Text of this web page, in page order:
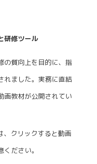
研修ツール
の質向上を目的に、指
れました。実務に直結
画教材が公開されてい
、クリックすると動画
ださい。